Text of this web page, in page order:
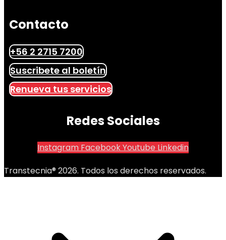
Contacto
+56 2 2715 7200
Suscribete al boletín
Renueva tus servicios
Redes Sociales
Instagram FacebookYoutube Linkedin
Transtecnia® 2026. Todos los derechos reservados.